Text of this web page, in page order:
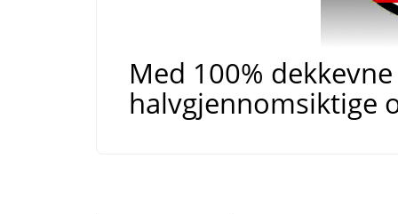
Med 100%
halvgjennomsiktige